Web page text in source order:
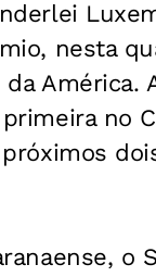
nesta
América.
no
o